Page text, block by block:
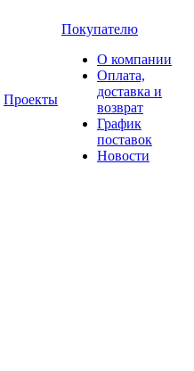
Проекты
Покупателю
О компании
Оплата,
доставка и
возврат
График
поставок
Новости